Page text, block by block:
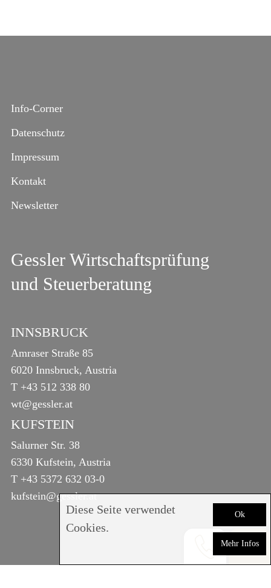
Ok
Mehr Infos
Diese Seite verwendet
Cookies.
Info-Corner
Datenschutz
Impressum
Kontakt
Newsletter
Gessler Wirtschaftsprüfung
und Steuerberatung
INNSBRUCK
Amraser Straße 85
6020 Innsbruck, Austria
T +43 512 338 80
wt@gessler.at
KUFSTEIN
Salurner Str. 38
6330 Kufstein, Austria
T +43 5372 632 03-0
kufstein@gessler.at